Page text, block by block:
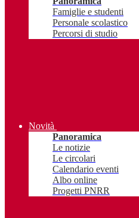
Famiglie e studenti
Personale scolastico
Percorsi di studio
Novità
Panoramica
Le notizie
Le circolari
Calendario eventi
Albo online
Progetti PNRR